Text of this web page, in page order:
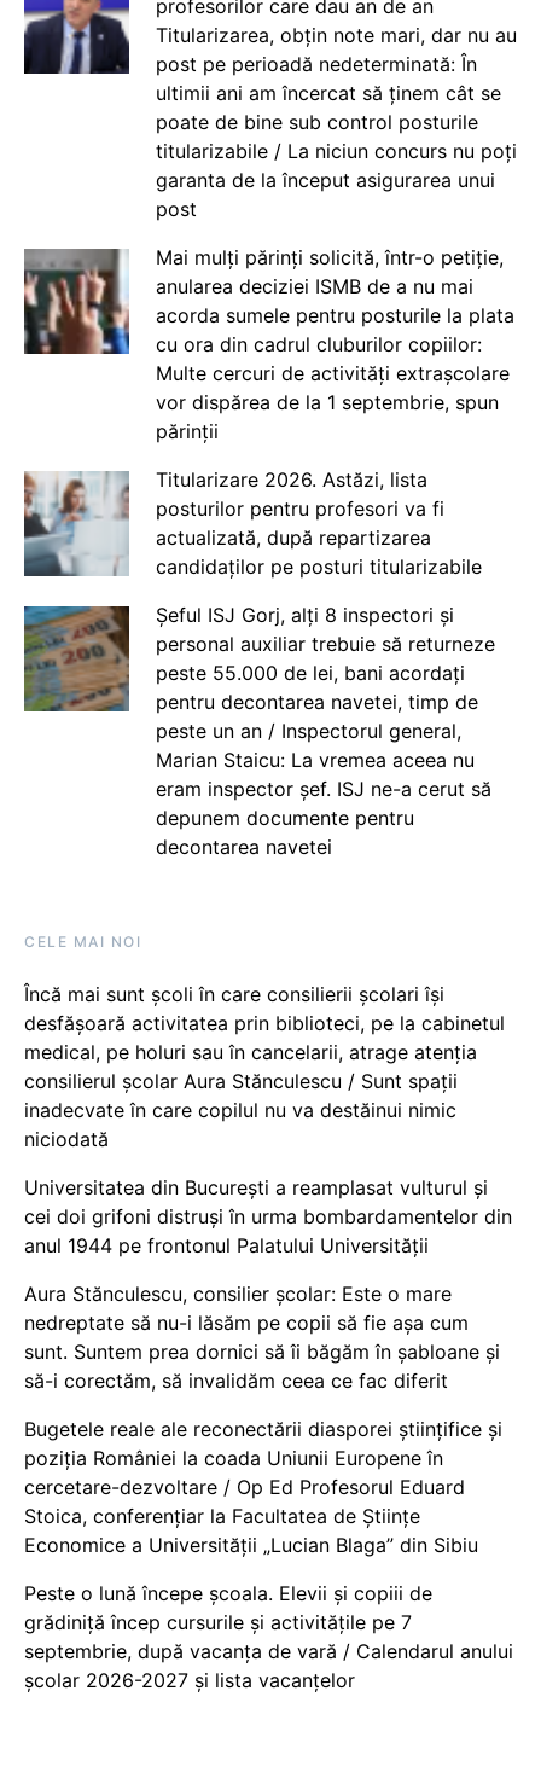
profesorilor care dau an de an
Titularizarea, obțin note mari, dar nu au
post pe perioadă nedeterminată: În
ultimii ani am încercat să ținem cât se
poate de bine sub control posturile
titularizabile / La niciun concurs nu poți
garanta de la început asigurarea unui
post
Mai mulți părinți solicită, într-o petiție,
anularea deciziei ISMB de a nu mai
acorda sumele pentru posturile la plata
cu ora din cadrul cluburilor copiilor:
Multe cercuri de activități extrașcolare
vor dispărea de la 1 septembrie, spun
părinții
Titularizare 2026. Astăzi, lista
posturilor pentru profesori va fi
actualizată, după repartizarea
candidaților pe posturi titularizabile
Șeful ISJ Gorj, alți 8 inspectori și
personal auxiliar trebuie să returneze
peste 55.000 de lei, bani acordați
pentru decontarea navetei, timp de
peste un an / Inspectorul general,
Marian Staicu: La vremea aceea nu
eram inspector șef. ISJ ne-a cerut să
depunem documente pentru
decontarea navetei
CELE MAI NOI
Încă mai sunt școli în care consilierii școlari își
desfășoară activitatea prin biblioteci, pe la cabinetul
medical, pe holuri sau în cancelarii, atrage atenția
consilierul școlar Aura Stănculescu / Sunt spații
inadecvate în care copilul nu va destăinui nimic
niciodată
Universitatea din București a reamplasat vulturul și
cei doi grifoni distruși în urma bombardamentelor din
anul 1944 pe frontonul Palatului Universității
Aura Stănculescu, consilier școlar: Este o mare
nedreptate să nu-i lăsăm pe copii să fie așa cum
sunt. Suntem prea dornici să îi băgăm în șabloane și
să-i corectăm, să invalidăm ceea ce fac diferit
Bugetele reale ale reconectării diasporei științifice și
poziția României la coada Uniunii Europene în
cercetare-dezvoltare / Op Ed Profesorul Eduard
Stoica, conferențiar la Facultatea de Științe
Economice a Universității „Lucian Blaga” din Sibiu
Peste o lună începe școala. Elevii și copiii de
grădiniță încep cursurile și activitățile pe 7
septembrie, după vacanța de vară / Calendarul anului
școlar 2026-2027 și lista vacanțelor